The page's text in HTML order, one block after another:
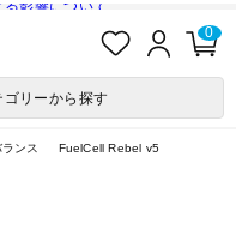
影響について
入
ロ
ン
0
ゴリーから探す
ンス FuelCell Rebel v5